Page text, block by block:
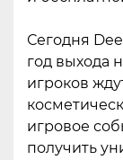
Сегодня
год выхода
игроков
игровое
получить